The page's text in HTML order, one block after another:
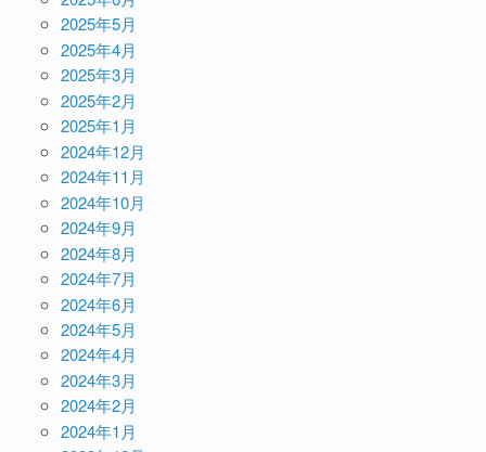
2025年5月
2025年4月
2025年3月
2025年2月
2025年1月
2024年12月
2024年11月
2024年10月
2024年9月
2024年8月
2024年7月
2024年6月
2024年5月
2024年4月
2024年3月
2024年2月
2024年1月